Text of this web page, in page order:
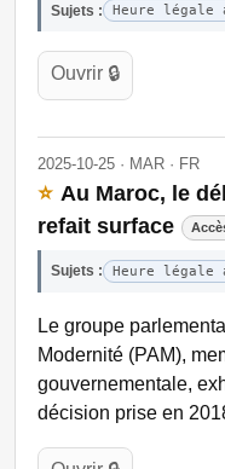
Sujets : Heure légale
Ouvrir 🔒
2025-10-25 · MAR · FR
⭐ Au Maroc, le
refait surface
Sujets : Heure légale
Le groupe
Modernité (PAM),
gouvernementale,
décision prise en